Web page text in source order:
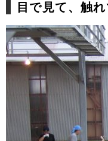
目で見て、触